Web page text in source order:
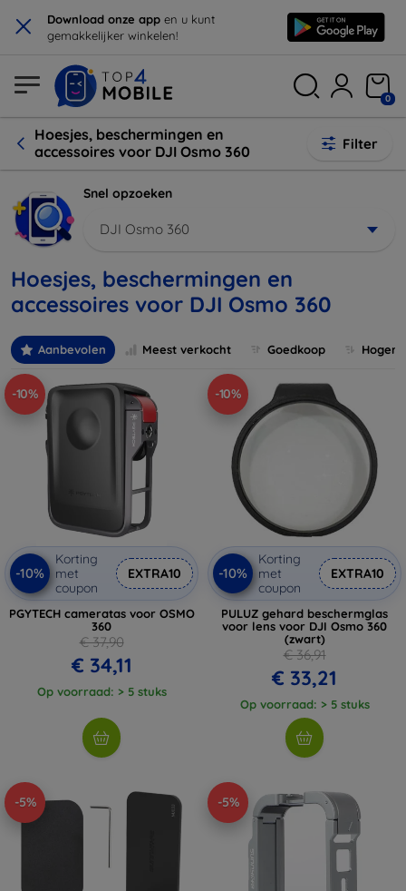
× Download onze app en u kunt
gemakkelijker winkelen!
0
Hoesjes, beschermingen en
accessoires voor DJI Osmo 360
Filter
Snel opzoeken
DJI Osmo 360
Hoesjes, beschermingen en
accessoires voor DJI Osmo 360
Aanbevolen Meest verkocht Goedkoop
-10%
-10%
Korting
met
coupon
EXTRA10
PGYTECH cameratas voor OSMO
360
€ 37,90
€ 34,11
Op voorraad: > 5 stuks
-10%
-10%
Korting
met
coupon
EXTRA10
PULUZ gehard beschermglas
voor lens voor DJI Osmo 360
(zwart)
€ 36,91
€ 33,21
Op voorraad: > 5 stuks
-5% -5%